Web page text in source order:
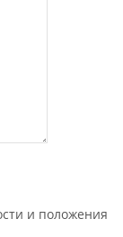
и положения